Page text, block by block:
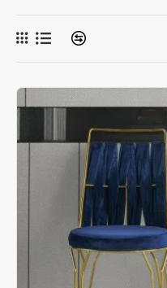
modeli yelpazesi sunar.
Modern Sehpa
tasarımlarıyla
dekorasyonların
ve ahşap
ve işlevselliği bir
Klasik Sehpa
ahşap işçiliği ile
sofistike bir
bu modeller,